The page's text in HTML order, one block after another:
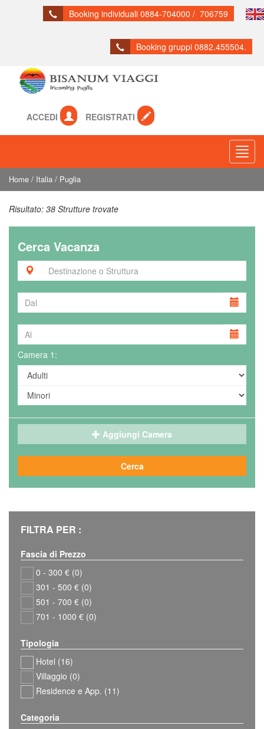
Booking individuali 0884-704000 / 706759
Booking gruppi 0882.455504.
ACCEDI REGISTRATI
Home / Italia / Puglia
Risultato: 38 Strutture trovate
Cerca Vacanza
Camera 1:
Aggiungi Camera
Cerca
FILTRA PER :
Fascia di Prezzo
0 - 300 € (0)
301 - 500 € (0)
501 - 700 € (0)
701 - 1000 € (0)
Tipologia
Hotel (16)
Villaggio (0)
Residence e App. (11)
Categoria